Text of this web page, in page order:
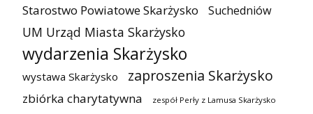
Starostwo Powiatowe Skarżysko Suchedniów
UM Urząd Miasta Skarżysko
wydarzenia Skarżysko
wystawa Skarżysko zaproszenia Skarżysko
zbiórka charytatywna zespół Perły z Lamusa Skarżysko